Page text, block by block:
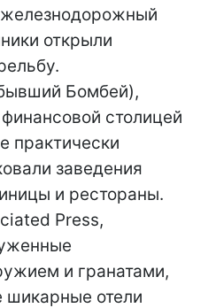
открыли
Бомбей),
столицей
практически
заведения
и рестораны.
Press,
и гранатами,
шикарные отели